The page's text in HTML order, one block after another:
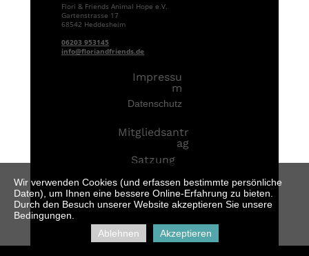
Satzung
Mitgliedsantr
ag
Impressu
m
Datenschutz
Flori & Friends Animal Hope e.V.
Gartenstrasse 17
68542 Heddesheim
06203 953145
info@floriandfriends.de
Wir verwenden Cookies (und erfassen bestimmte persönliche
Daten), um Ihnen eine bessere Online-Erfahrung zu bieten.
Durch den Besuch unserer Website akzeptieren Sie unsere
Bedingungen.
Ablehnen
Akzeptieren